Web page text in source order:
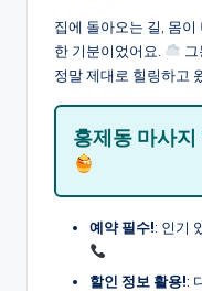
집에 돌아오는 길, 몸
한 기분이었어요.
정말 제대로 힐링하고
홍제동 마사
예약 필수!: 인기
할인 정보 활용!: